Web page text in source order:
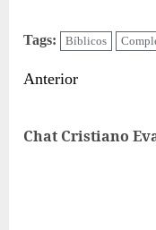
Tags: Bíblicos
Sigue
Anterior
Chat Cristiano